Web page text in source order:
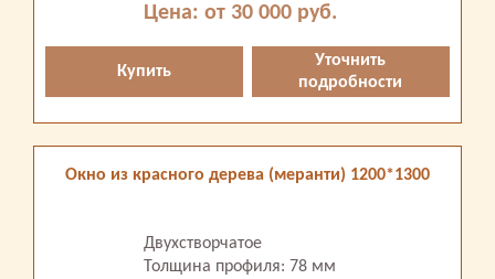
Цена: от 30 000 руб.
Купить
Уточнить
подробности
Окно из красного дерева (меранти) 1200*1300
Двухстворчатое
Толщина профиля: 78 мм